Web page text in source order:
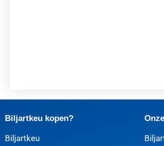
Biljartkeu kopen?
Biljartkeu